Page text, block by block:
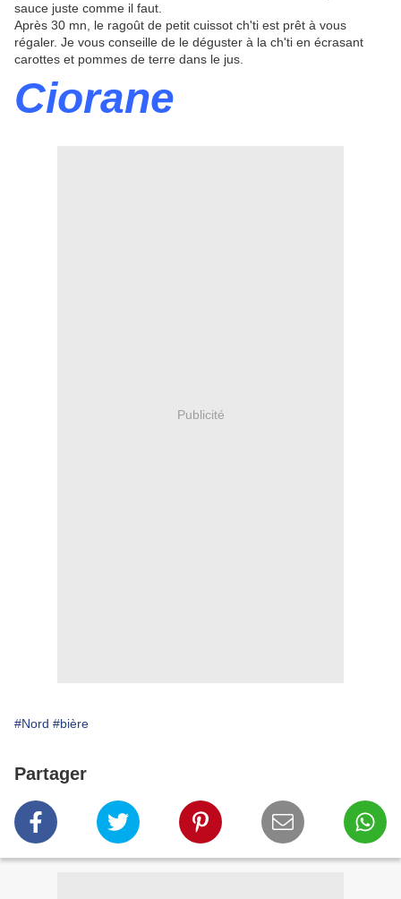
sauce juste comme il faut.
Après 30 mn, le ragoût de petit cuissot ch'ti est prêt à vous
régaler. Je vous conseille de le déguster à la ch'ti en écrasant
carottes et pommes de terre dans le jus.
Ciorane
Publicité
#Nord #bière
Partager